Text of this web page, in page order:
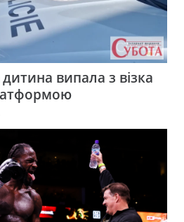
випала з візка